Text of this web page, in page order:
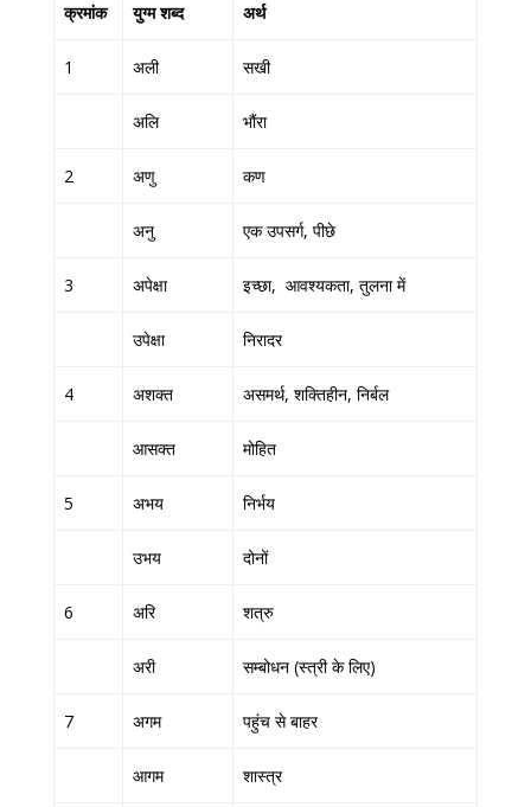
क्रमांक युग्म शब्द अर्थ
1 अली सखी
अलि भौंरा
2 अणु कण
अनु एक उपसर्ग, पीछे
3 अपेक्षा इच्छा, आवश्यकता, तुलना में
उपेक्षा निरादर
4 अशक्त असमर्थ, शक्तिहीन, निर्बल
आसक्त मोहित
5 अभय निर्भय
उभय दोनों
6 अरि शत्रु
अरी सम्बोधन (स्त्री के लिए)
7 अगम पहुंच से बाहर
आगम शास्त्र